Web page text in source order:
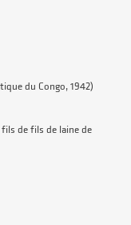
du Congo, 1942)
de fils de laine de